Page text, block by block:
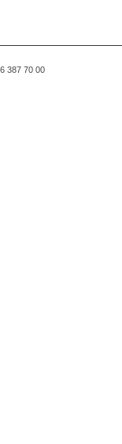
387 70 00